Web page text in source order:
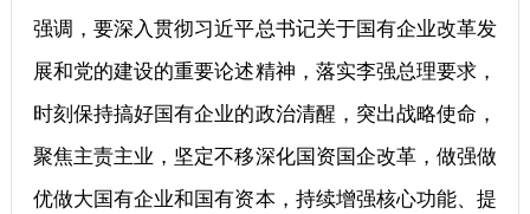
强调，要深入贯彻习近平总书记关于国有企业改革发
展和党的建设的重要论述精神，落实李强总理要求，
时刻保持搞好国有企业的政治清醒，突出战略使命，
聚焦主责主业，坚定不移深化国资国企改革，做强做
优做大国有企业和国有资本，持续增强核心功能、提